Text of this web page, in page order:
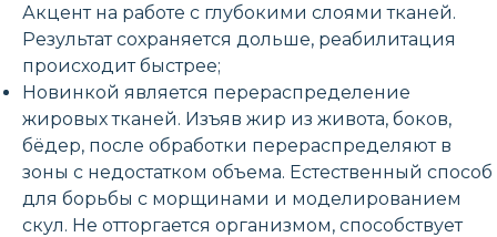
Акцент на работе с глубокими слоями тканей.
Результат сохраняется дольше, реабилитация
происходит быстрее;
Новинкой является перераспределение
жировых тканей. Изъяв жир из живота, боков,
бёдер, после обработки перераспределяют в
зоны с недостатком объема. Естественный способ
для борьбы с морщинами и моделированием
скул. Не отторгается организмом, способствует